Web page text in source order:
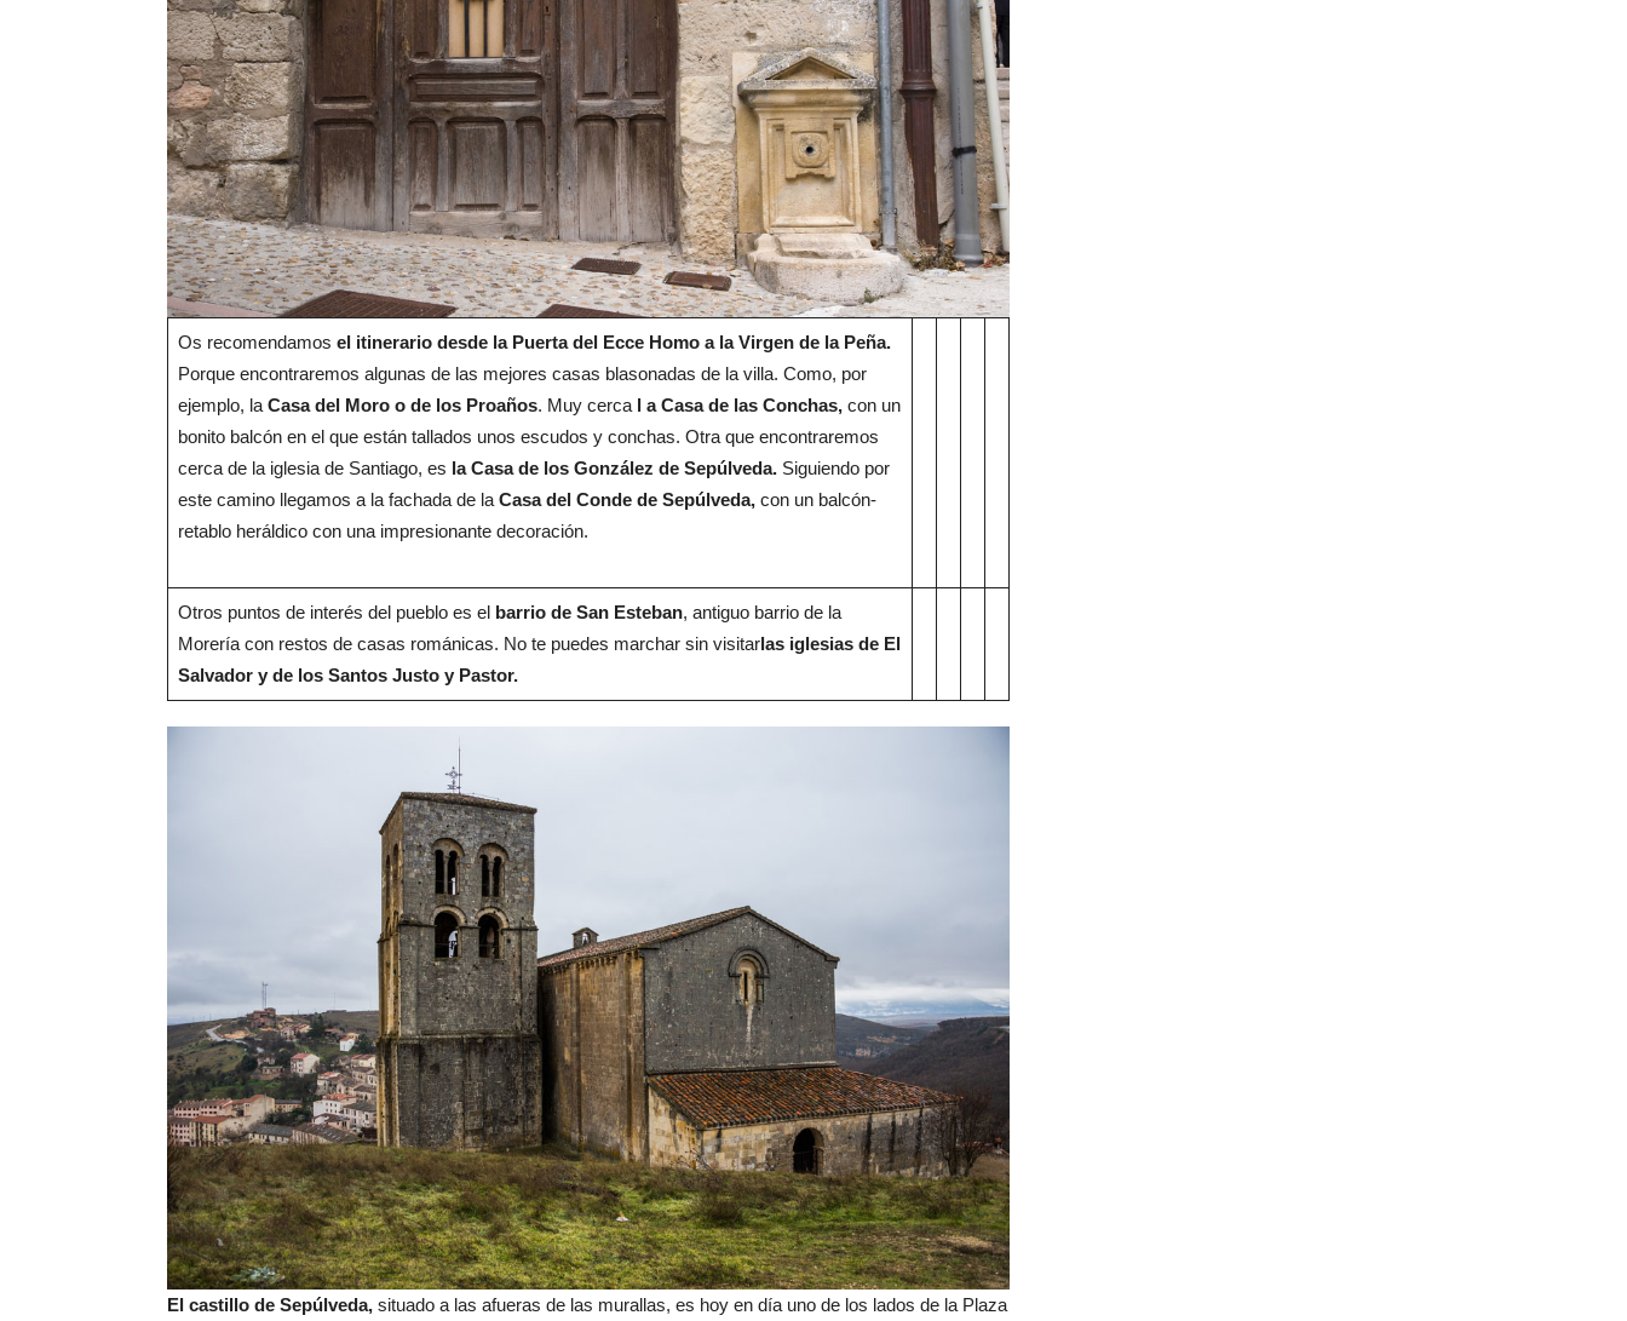
Os recomendamos el itinerario desde la Puerta del Ecce Homo a la Virgen de la Peña.
Porque encontraremos algunas de las mejores casas blasonadas de la villa. Como, por
ejemplo, la Casa del Moro o de los Proaños. Muy cerca l a Casa de las Conchas,con un
bonito balcón en el que están tallados unos escudos y conchas. Otra que encontraremos
cerca de la iglesia de Santiago, es la Casa de los González de Sepúlveda.Siguiendo por
este camino llegamos a la fachada de la Casa del Conde de Sepúlveda,con un balcón-
retablo heráldico con una impresionante decoración.
Otros puntos de interés del pueblo es el barrio de San Esteban, antiguo barrio de la
Morería con restos de casas románicas. No te puedes marchar sin visitarlas iglesias de El
Salvador y de los Santos Justo y Pastor.
El castillo de Sepúlveda, situado a las afueras de las murallas, es hoy en día uno de los lados de la Plaza